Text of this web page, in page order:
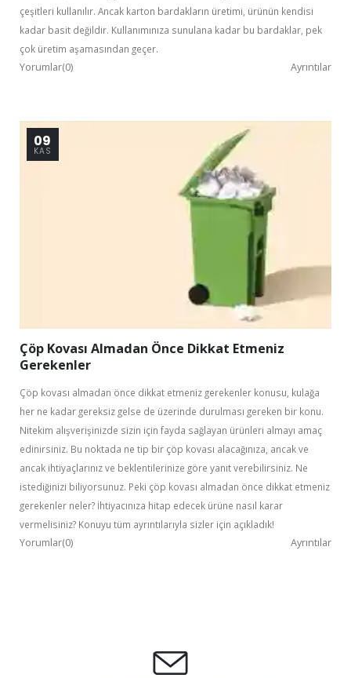
çeşitleri kullanılır. Ancak karton bardakların üretimi, ürünün kendisi
kadar basit değildir. Kullanımınıza sunulana kadar bu bardaklar, pek
çok üretim aşamasından geçer.
Yorumlar(0) Ayrıntılar
09
KAS
Çöp Kovası Almadan Önce Dikkat Etmeniz
Gerekenler
Çöp kovası almadan önce dikkat etmeniz gerekenler konusu, kulağa
her ne kadar gereksiz gelse de üzerinde durulması gereken bir konu.
Nitekim alışverişinizde sizin için fayda sağlayan ürünleri almayı amaç
edinirsiniz. Bu noktada ne tip bir çöp kovası alacağınıza, ancak ve
ancak ihtiyaçlarınız ve beklentilerinize göre yanıt verebilirsiniz. Ne
istediğinizi biliyorsunuz. Peki çöp kovası almadan önce dikkat etmeniz
gerekenler neler? İhtiyacınıza hitap edecek ürüne nasıl karar
vermelisiniz? Konuyu tüm ayrıntılarıyla sizler için açıkladık!
Yorumlar(0) Ayrıntılar